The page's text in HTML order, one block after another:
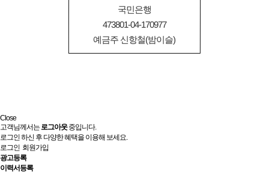
국민은행
473801-04-170977
예금주 신항철(밤이슬)
Close
고객님께서는로그아웃중입니다.
로그인 하신 후 다양한 혜택을 이용해 보세요.
로그인 회원가입
광고등록
이력서등록